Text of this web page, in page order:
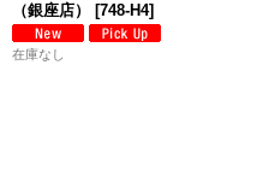
（銀座店）
[748-H4]
在庫なし